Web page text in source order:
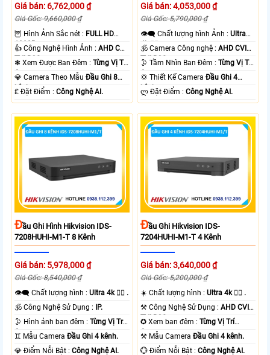
Giá bán: 6,762,000 ₫
Giá Gốc: 9,660,000 ₫
🦉 Hình Ảnh Sắc nét : FULL HD
1080P .
👍 Công Nghệ Hình Ảnh :AHD CVI
TVI BCS.
❃ Xem Được Ban Đêm :Từng Vị Trí
Camera .
💎 Camera Theo MẫuĐầu Ghi 8
kênh.
️₤ Đặt Điểm :Công Nghệ AI.
Giá bán: 4,053,000 ₫
Giá Gốc: 5,790,000 ₫
👁️‍🗨 Chất lượng hình Ảnh :Ultra
4k 👍🏾 .
🕉️ Camera Công nghệ :AHD CVI
TVI BCS.
🌛 Tầm Nhìn Ban Đêm :Từng Vị Trí
Camera .
💢 Thiết Kế CameraĐầu Ghi 4
kênh.
️ლ Đặt Điểm :Công Nghệ AI.
ĐẦu Ghi Hình Hikvision IDS-
7208HUHI-M1-T 8 Kênh
Giá bán: 5,978,000 ₫
Giá Gốc: 8,540,000 ₫
👁️‍🗨 Chất lượng hình :Ultra 4k 👍🏾 .
🕉️ Công Nghệ Sử Dụng :
IP.
🌛 Hình ảnh ban đêm :Từng Vị Trí
Camera .
♊ Mẫu CameraĐầu Ghi 4 kênh.
️💎 Điểm Nỗi Bật :Công Nghệ AI.
ĐẦu Ghi Hikvision IDS-
7204HUHI-M1-T 4 Kênh
Giá bán: 3,640,000 ₫
Giá Gốc: 5,200,000 ₫
☀️ Chất lượng hình :Ultra 4k 👍🏾 .
⚒ Công Nghệ Sử Dụng :AHD CVI
TVI BCS.
✪ Xem ban đêm :Từng Vị Trí
Camera .
⚒ Mẫu CameraĐầu Ghi 4 kênh.
️💮 Điểm Nỗi Bật :Công Nghệ AI.